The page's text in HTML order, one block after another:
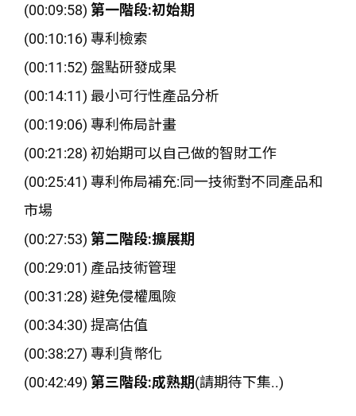
(00:09:58) 第一階段:初始期
(00:10:16) 專利檢索
(00:11:52) 盤點研發成果
(00:14:11) 最小可行性產品分析
(00:19:06) 專利佈局計畫
(00:21:28) 初始期可以自己做的智財工作
(00:25:41) 專利佈局補充:同一技術對不同產品和
市場
(00:27:53) 第二階段:擴展期
(00:29:01) 產品技術管理
(00:31:28) 避免侵權風險
(00:34:30) 提高估值
(00:38:27) 專利貨幣化
(00:42:49) 第三階段:成熟期(請期待下集..)